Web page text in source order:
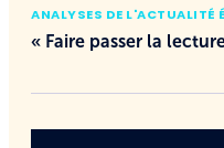
ANALYSES DE L'ACTUALITÉ
« Faire passer la